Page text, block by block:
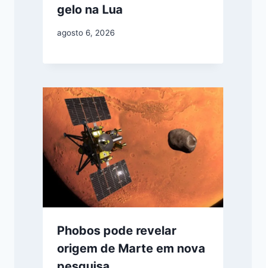
gelo na Lua
agosto 6, 2026
Phobos pode revelar
origem de Marte em nova